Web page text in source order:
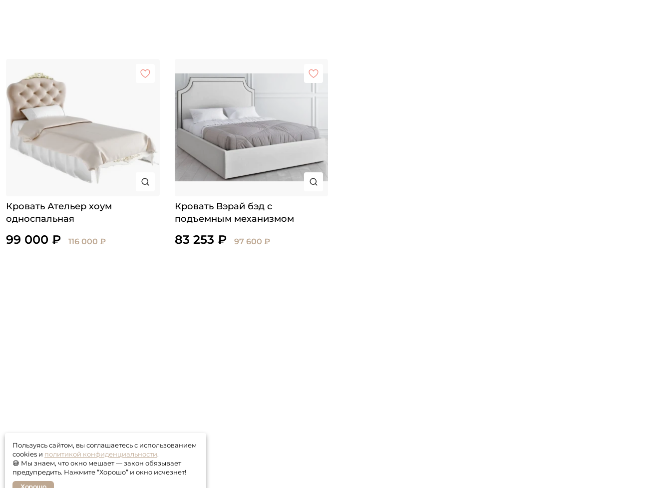
Кровать Ательер хоум
односпальная
99 000 ₽ 116 000 ₽
Кровать Вэрай бэд с
подъемным механизмом
83 253 ₽ 97 600 ₽
Пользуясь сайтом, вы соглашаетесь с использованием
cookies и политикой конфиденциальности.
😅 Мы знаем, что окно мешает — закон обязывает
предупредить. Нажмите “Хорошо” и окно исчезнет!